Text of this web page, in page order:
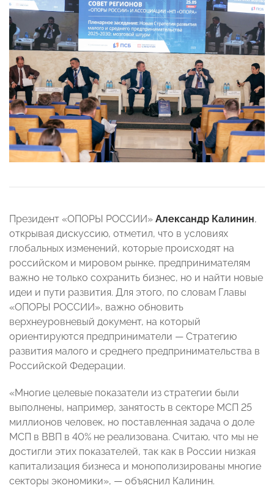
Президент «ОПОРЫ РОССИИ» Александр Калинин,
открывая дискуссию, отметил, что в условиях
глобальных изменений, которые происходят на
российском и мировом рынке, предпринимателям
важно не только сохранить бизнес, но и найти новые
идеи и пути развития. Для этого, по словам Главы
«ОПОРЫ РОССИИ», важно обновить
верхнеуровневый документ, на который
ориентируются предприниматели — Стратегию
развития малого и среднего предпринимательства в
Российской Федерации.
«Многие целевые показатели из стратегии были
выполнены, например, занятость в секторе МСП 25
миллионов человек, но поставленная задача о доле
МСП в ВВП в 40% не реализована. Считаю, что мы не
достигли этих показателей, так как в России низкая
капитализация бизнеса и монополизированы многие
секторы экономики», — объяснил Калинин.